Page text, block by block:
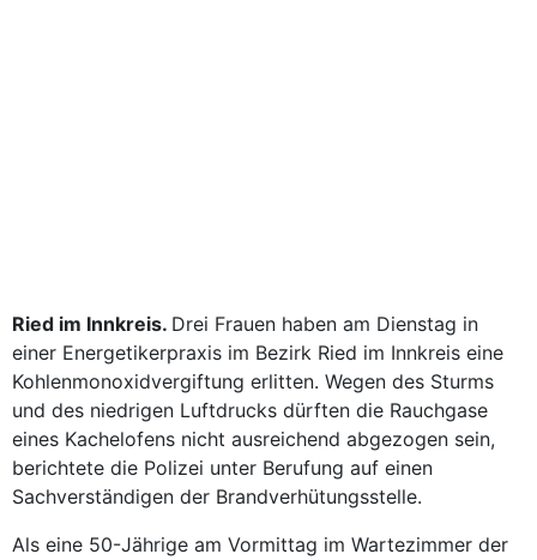
Ried im Innkreis. Drei Frauen haben am Dienstag in
einer Energetikerpraxis im Bezirk Ried im Innkreis eine
Kohlenmonoxidvergiftung erlitten. Wegen des Sturms
und des niedrigen Luftdrucks dürften die Rauchgase
eines Kachelofens nicht ausreichend abgezogen sein,
berichtete die Polizei unter Berufung auf einen
Sachverständigen der Brandverhütungsstelle.
Als eine 50-Jährige am Vormittag im Wartezimmer der